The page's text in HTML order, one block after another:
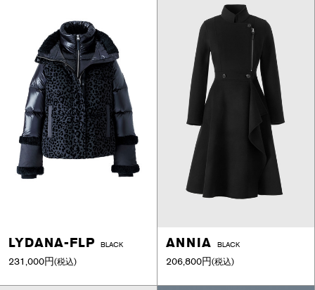
LYDANA-FLP BLACK
231,000円(税込)
ANNIA BLACK
206,800円(税込)